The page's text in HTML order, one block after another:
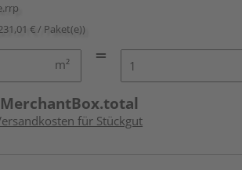
€ / Paket(e))
m²
für Stückgut